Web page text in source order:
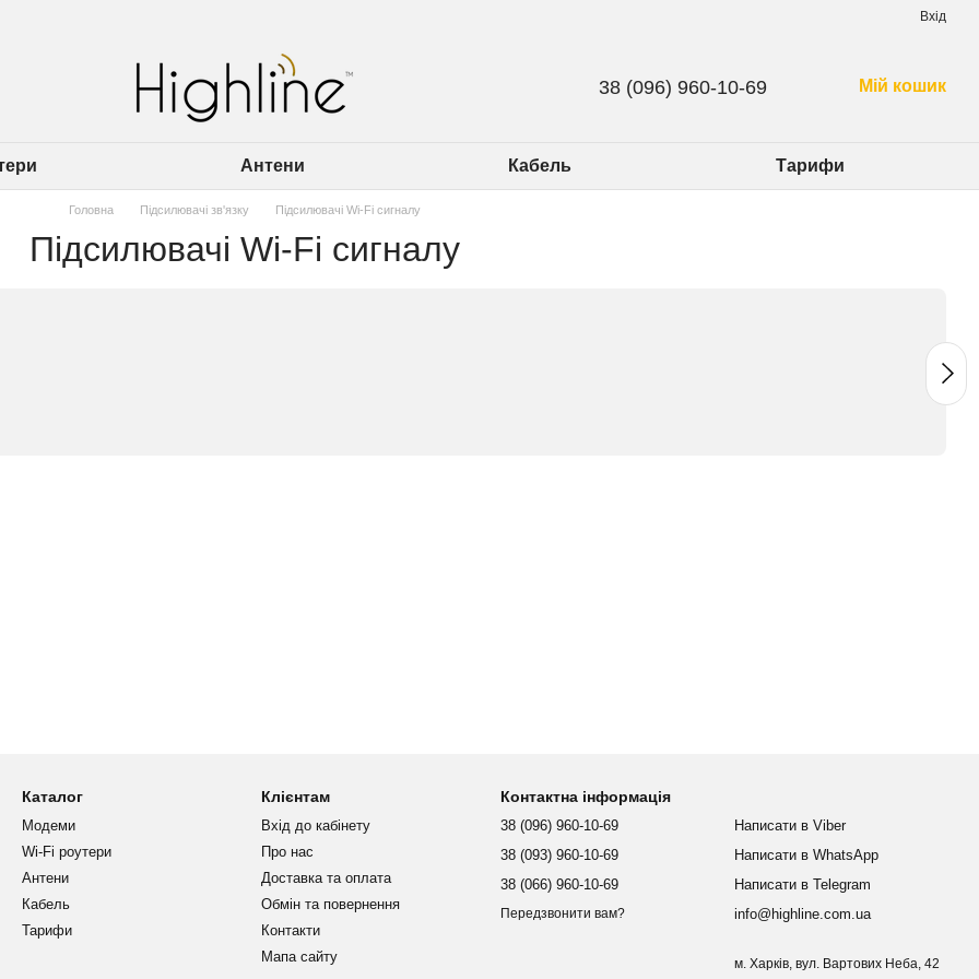
Вхід
38 (096) 960-10-69 Мій кошик
Антени Кабель Тарифи
Головна Підсилювачі зв'язку Підсилювачі Wi-Fi сигналу
Підсилювачі Wi-Fi сигналу
Каталог
Модеми
Wi-Fi роутери
Антени
Кабель
Тарифи
Клієнтам
Вхід до кабінету
Про нас
Доставка та оплата
Обмін та повернення
Контакти
Мапа сайту
Контактна інформація
38 (096) 960-10-69
38 (093) 960-10-69
38 (066) 960-10-69
Передзвонити вам?
Написати в Viber
Написати в WhatsApp
Написати в Telegram
info@highline.com.ua
м. Харків, вул. Вартових Неба, 42